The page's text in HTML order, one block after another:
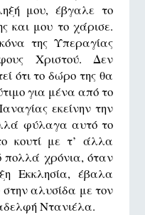
μου, έβγαλε το
και μου το χάρισε.
της Υπεραγίας
Χριστού. Δεν
ότι το δώρο της θα
για μένα από το
εκείνην την
φύλαγα αυτό το
κουτί με τ’ άλλα
χρόνια, όταν
Εκκλησία, έβαλα
αλυσίδα με τον
Ντανιέλα.